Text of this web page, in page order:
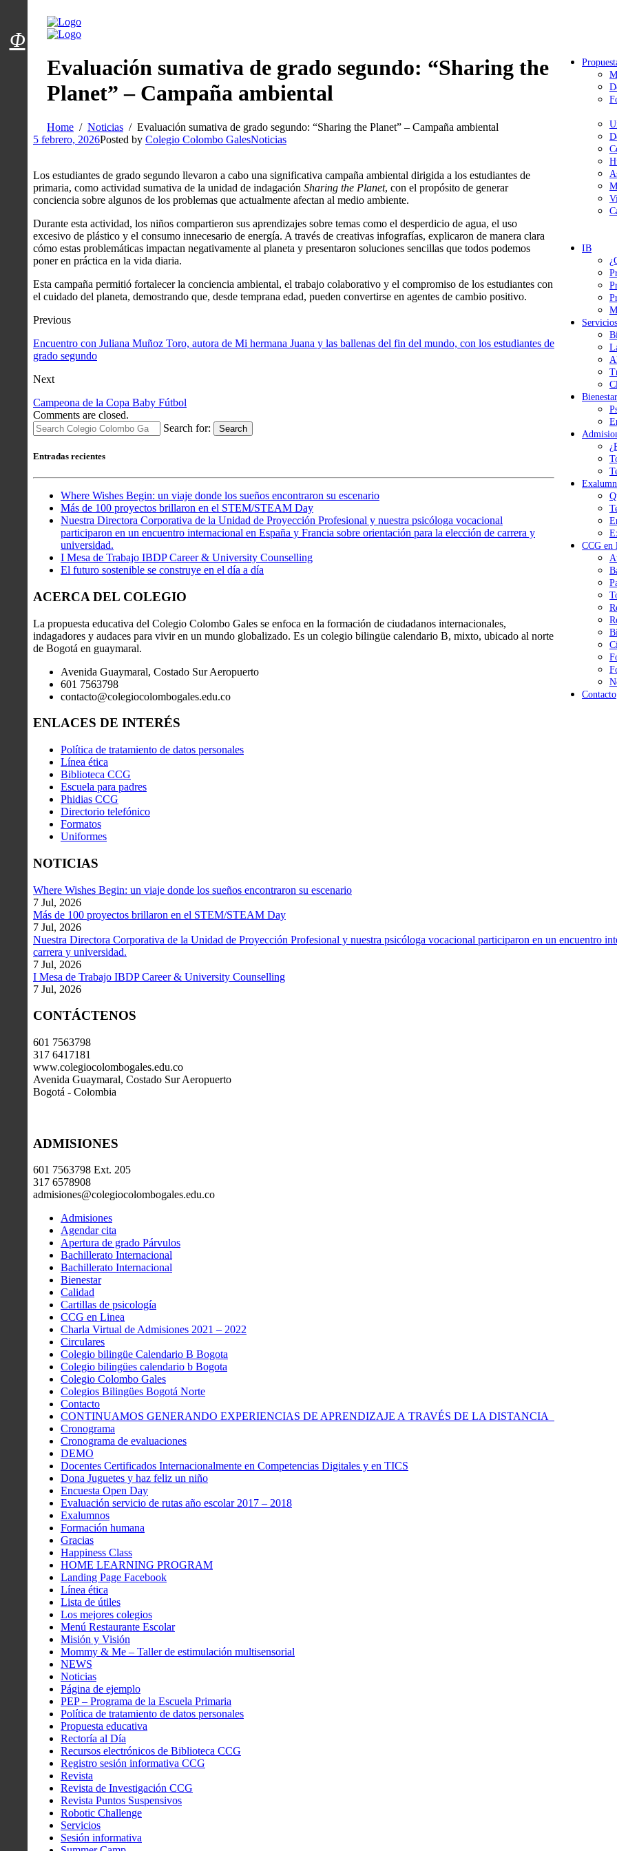
Menú usuarios
IB
Servicios
Bienestar
CCG en
Contacto
Evaluación sumativa de grado segundo: “Sharing the
Planet” – Campaña ambiental
Home Noticias
Evaluación sumativa de grado segundo: “Sharing the Planet” – Campaña ambiental
5 febrero, 2026Posted by Colegio Colombo GalesNoticias
Los estudiantes de grado segundo llevaron a cabo una significativa campaña ambiental dirigida a los estudiantes de
primaria, como actividad sumativa de la unidad de indagación Sharing the Planet, con el propósito de generar
conciencia sobre algunos de los problemas que actualmente afectan al medio ambiente.
Durante esta actividad, los niños compartieron sus aprendizajes sobre temas como el desperdicio de agua, el uso
excesivo de plástico y el consumo innecesario de energía. A través de creativas infografías, explicaron de manera clara
cómo estas problemáticas impactan negativamente al planeta y presentaron soluciones sencillas que todos podemos
poner en práctica en la vida diaria.
Esta campaña permitió fortalecer la conciencia ambiental, el trabajo colaborativo y el compromiso de los estudiantes con
el cuidado del planeta, demostrando que, desde temprana edad, pueden convertirse en agentes de cambio positivo.
Previous
Encuentro con Juliana Muñoz Toro, autora de Mi hermana Juana y las ballenas del fin del mundo, con los estudiantes de
grado segundo
Next
Campeona de la Copa Baby Fútbol
Comments are closed.
Search for:
Search
Entradas recientes
Where Wishes Begin: un viaje donde los sueños encontraron su escenario
Más de 100 proyectos brillaron en el STEM/STEAM Day
Nuestra Directora Corporativa de la Unidad de Proyección Profesional y nuestra psicóloga vocacional
participaron en un encuentro internacional en España y Francia sobre orientación para la elección de carrera y
universidad.
I Mesa de Trabajo IBDP Career & University Counselling
El futuro sostenible se construye en el día a día
ACERCA DEL COLEGIO
La propuesta educativa del Colegio Colombo Gales se enfoca en la formación de ciudadanos internacionales,
indagadores y audaces para vivir en un mundo globalizado. Es un colegio bilingüe calendario B, mixto, ubicado al norte
de Bogotá en guaymaral.
Avenida Guaymaral, Costado Sur Aeropuerto
601 7563798
contacto@colegiocolombogales.edu.co
ENLACES DE INTERÉS
Política de tratamiento de datos personales
Línea ética
Biblioteca CCG
Escuela para padres
Phidias CCG
Directorio telefónico
Formatos
Uniformes
NOTICIAS
Where Wishes Begin: un viaje donde los sueños encontraron su escenario
7 Jul, 2026
Más de 100 proyectos brillaron en el STEM/STEAM Day
7 Jul, 2026
Nuestra Directora Corporativa de la Unidad de Proyección Profesional y nuestra psicóloga vocacional participaron en un encuentro
carrera y universidad.
7 Jul, 2026
I Mesa de Trabajo IBDP Career & University Counselling
7 Jul, 2026
CONTÁCTENOS
601 7563798
317 6417181
www.colegiocolombogales.edu.co
Avenida Guaymaral, Costado Sur Aeropuerto
Bogotá - Colombia
ADMISIONES
601 7563798 Ext. 205
317 6578908
admisiones@colegiocolombogales.edu.co
Admisiones
Agendar cita
Apertura de grado Párvulos
Bachillerato Internacional
Bachillerato Internacional
Bienestar
Calidad
Cartillas de psicología
CCG en Linea
Charla Virtual de Admisiones 2021 – 2022
Circulares
Colegio bilingüe Calendario B Bogota
Colegio bilingües calendario b Bogota
Colegio Colombo Gales
Colegios Bilingües Bogotá Norte
Contacto
CONTINUAMOS GENERANDO EXPERIENCIAS DE APRENDIZAJE A TRAVÉS DE LA DISTANCIA
Cronograma
Cronograma de evaluaciones
DEMO
Docentes Certificados Internacionalmente en Competencias Digitales y en TICS
Dona Juguetes y haz feliz un niño
Encuesta Open Day
Evaluación servicio de rutas año escolar 2017 – 2018
Exalumnos
Formación humana
Gracias
Happiness Class
HOME LEARNING PROGRAM
Landing Page Facebook
Línea ética
Lista de útiles
Los mejores colegios
Menú Restaurante Escolar
Misión y Visión
Mommy & Me – Taller de estimulación multisensorial
NEWS
Noticias
Página de ejemplo
PEP – Programa de la Escuela Primaria
Política de tratamiento de datos personales
Propuesta educativa
Rectoría al Día
Recursos electrónicos de Biblioteca CCG
Registro sesión informativa CCG
Revista
Revista de Investigación CCG
Revista Puntos Suspensivos
Robotic Challenge
Servicios
Sesión informativa
Φ